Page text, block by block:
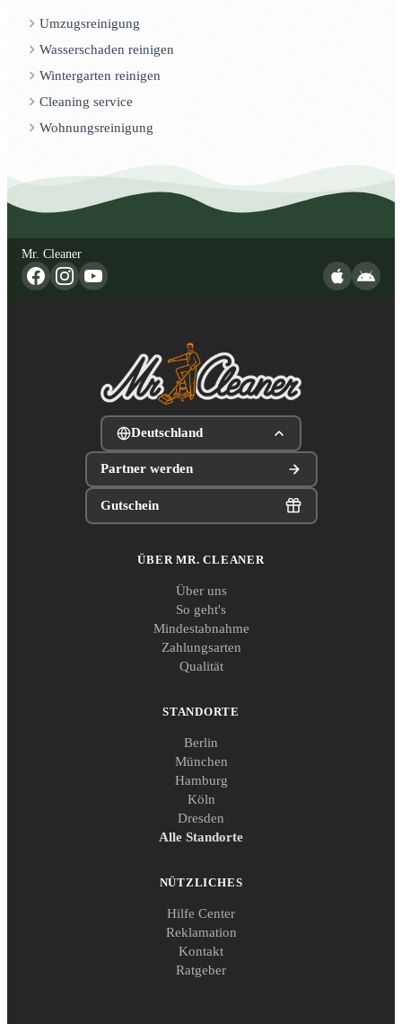
Umzugsreinigung
Wasserschaden reinigen
Wintergarten reinigen
Cleaning service
Wohnungsreinigung
Mr. Cleaner
Deutschland
Partner werden
Gutschein
ÜBER MR. CLEANER
Über uns
So geht's
Mindestabnahme
Zahlungsarten
Qualität
STANDORTE
Berlin
München
Hamburg
Köln
Dresden
Alle Standorte
NÜTZLICHES
Hilfe Center
Reklamation
Kontakt
Ratgeber